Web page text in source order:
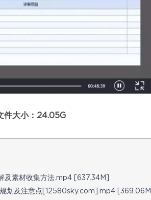
件大小：24.05G
及素材收集方法.mp4 [637.34M]
划及注意点[12580sky.com].mp4 [369.06M]